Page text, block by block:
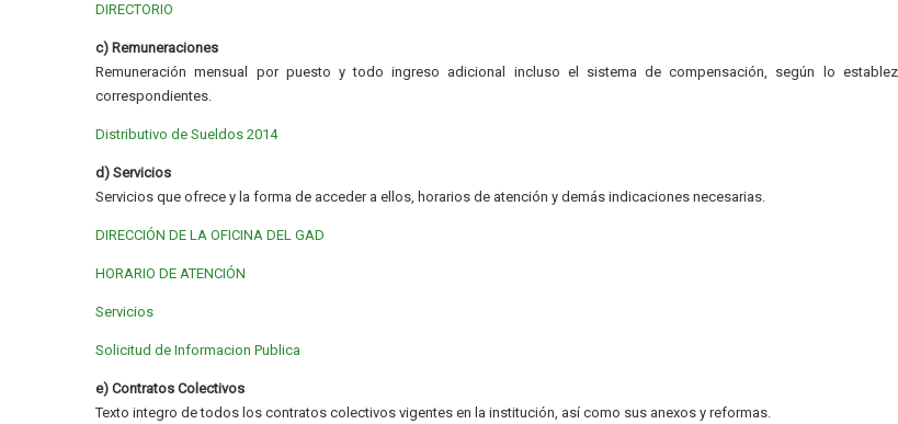
DIRECTORIO
c) Remuneraciones
Remuneración mensual por puesto y todo ingreso adicional incluso el sistema de compensación, según lo
correspondientes.
Distributivo de Sueldos 2014
d) Servicios
Servicios que ofrece y la forma de acceder a ellos, horarios de atención y demás indicaciones necesarias.
DIRECCIÓN DE LA OFICINA DEL GAD
HORARIO DE ATENCIÓN
Servicios
Solicitud de Informacion Publica
e) Contratos Colectivos
Texto integro de todos los contratos colectivos vigentes en la institución, así como sus anexos y reformas.